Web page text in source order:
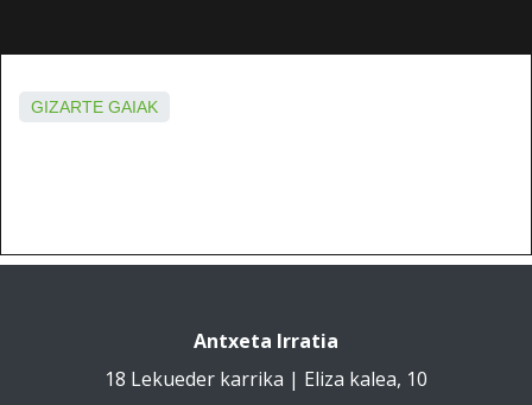
GIZARTE GAIAK
Antxeta Irratia
18 Lekueder karrika | Eliza kalea, 10